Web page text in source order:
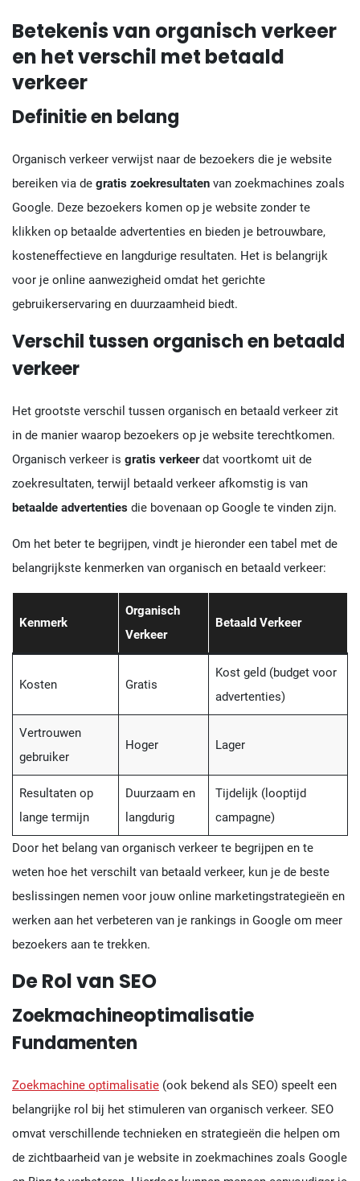
Betekenis van organisch verkeer
en het verschil met betaald
verkeer
Definitie en belang
Organisch verkeer verwijst naar de bezoekers die je website
bereiken via de gratis zoekresultaten van zoekmachines zoals
Google. Deze bezoekers komen op je website zonder te
klikken op betaalde advertenties en bieden je betrouwbare,
kosteneffectieve en langdurige resultaten. Het is belangrijk
voor je online aanwezigheid omdat het gerichte
gebruikerservaring en duurzaamheid biedt.
Verschil tussen organisch en betaald
verkeer
Het grootste verschil tussen organisch en betaald verkeer zit
in de manier waarop bezoekers op je website terechtkomen.
Organisch verkeer is gratis verkeerdat voortkomt uit de
zoekresultaten, terwijl betaald verkeer afkomstig is van
betaalde advertenties die bovenaan op Google te vinden zijn.
Om het beter te begrijpen, vindt je hieronder een tabel met de
belangrijkste kenmerken van organisch en betaald verkeer:
Kenmerk
Organisch
Verkeer
Betaald Verkeer
Kosten Gratis
Kost geld (budget voor
advertenties)
Vertrouwen
gebruiker
Hoger Lager
Resultaten op
lange termijn
Duurzaam en
langdurig
Tijdelijk (looptijd
campagne)
Door het belang van organisch verkeer te begrijpen en te
weten hoe het verschilt van betaald verkeer, kun je de beste
beslissingen nemen voor jouw online marketingstrategieën en
werken aan het verbeteren van je rankings in Google om meer
bezoekers aan te trekken.
De Rol van SEO
Zoekmachineoptimalisatie
Fundamenten
Zoekmachine optimalisatie (ook bekend als SEO) speelt een
belangrijke rol bij het stimuleren van organisch verkeer. SEO
omvat verschillende technieken en strategieën die helpen om
de zichtbaarheid van je website in zoekmachines zoals Google